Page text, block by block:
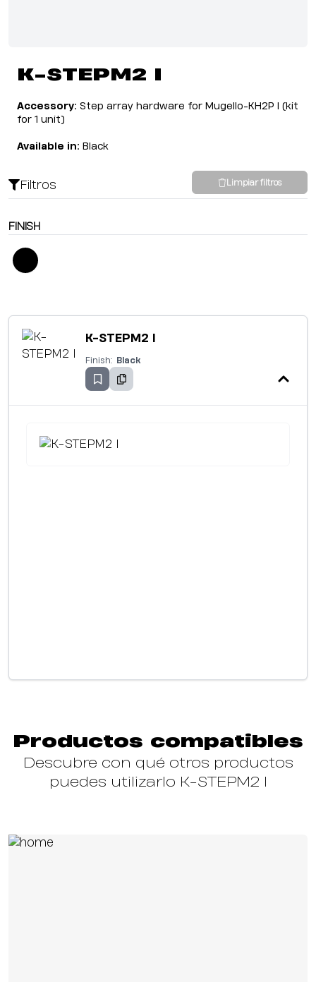
K-STEPM2 I
Accessory: Step array hardware for Mugello-KH2P I (kit
for 1 unit)
Available in: Black
Filtros Limpiar filtros
FINISH
K-STEPM2 I
Finish: Black
Productos compatibles
Descubre con qué otros productos
puedes utilizarlo K-STEPM2 I